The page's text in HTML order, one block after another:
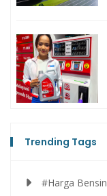
Trending Tags
#Harga Bensin